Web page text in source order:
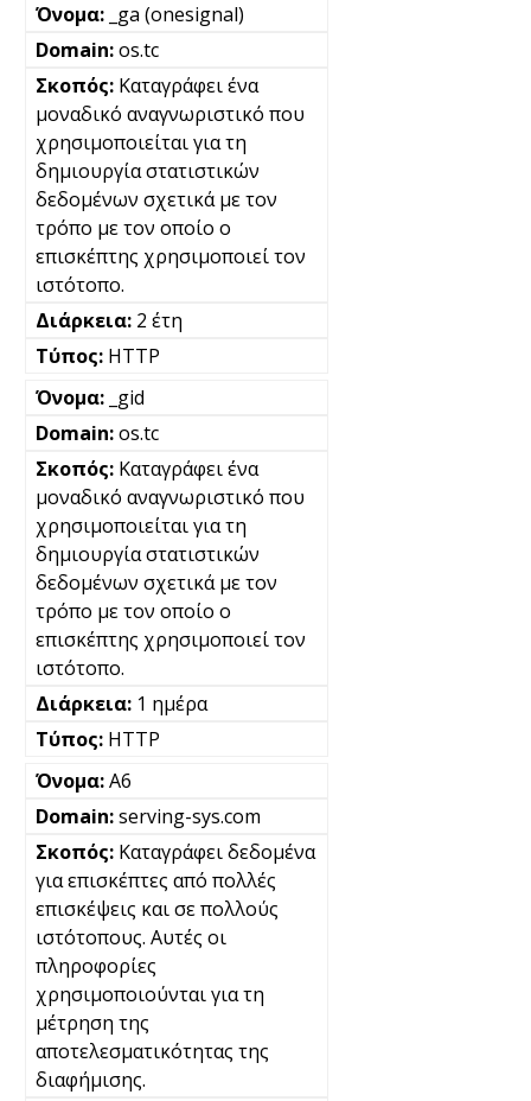
_ga (onesignal)
os.tc
Καταγράφει ένα
μοναδικό αναγνωριστικό που
χρησιμοποιείται για τη
δημιουργία στατιστικών
δεδομένων σχετικά με τον
τρόπο με τον οποίο ο
επισκέπτης χρησιμοποιεί τον
ιστότοπο.
2 έτη
HTTP
_gid
os.tc
Καταγράφει ένα
μοναδικό αναγνωριστικό που
χρησιμοποιείται για τη
δημιουργία στατιστικών
δεδομένων σχετικά με τον
τρόπο με τον οποίο ο
επισκέπτης χρησιμοποιεί τον
ιστότοπο.
1 ημέρα
HTTP
A6
serving-sys.com
Καταγράφει δεδομένα
για επισκέπτες από πολλές
επισκέψεις και σε πολλούς
ιστότοπους. Αυτές οι
πληροφορίες
χρησιμοποιούνται για τη
μέτρηση της
αποτελεσματικότητας της
διαφήμισης.